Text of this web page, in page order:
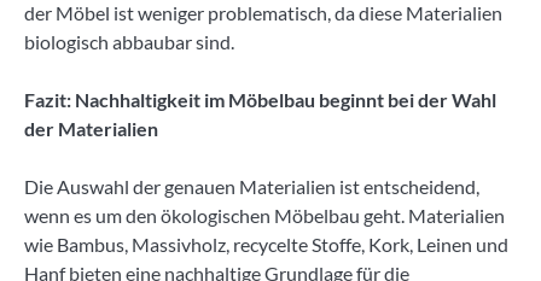
der Möbel ist weniger problematisch, da diese Materialien
biologisch abbaubar sind.
Fazit: Nachhaltigkeit im Möbelbau beginnt bei der Wahl
der Materialien
Die Auswahl der genauen Materialien ist entscheidend,
wenn es um den ökologischen Möbelbau geht. Materialien
wie Bambus, Massivholz, recycelte Stoffe, Kork, Leinen und
Hanf bieten eine nachhaltige Grundlage für die